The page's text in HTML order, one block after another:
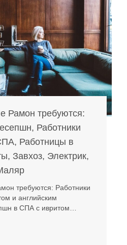
Рамон требуются:
Работники
Работницы в
Завхоз, Электрик,
требуются: Работники
и английским
в СПА с ивритом…